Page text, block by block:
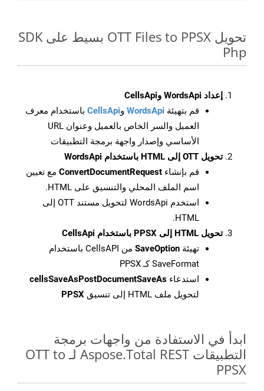
تحويل OTT Files to PPSX بسيط على SDK
Php
إعداد WordsApi وCellsApi
قم بتهيئة WordsApi وCellsApi باستخدام معرف
العميل والسر الخاص بالعميل وعنوان URL
الأساسي وإصدار واجهة برمجة التطبيقات
تحويل OTT إلى HTML باستخدام WordsApi
قم بإنشاء ConvertDocumentRequest مع تعيين
اسم الملف المحلي والتنسيق على HTML.
استخدم WordsApi لتحويل مستند OTT إلى
HTML.
تحويل HTML إلى PPSX باستخدام CellsApi
تهيئة SaveOption
من CellsAPI باستخدام
SaveFormat كـ PPSX
استدعاء cellsSaveAsPostDocumentSaveAs
لتحويل ملف HTML إلى تنسيق
PPSX
ابدأ في الاستفادة من واجهات برمجة
التطبيقات Aspose.Total REST لـ OTT to
PPSX